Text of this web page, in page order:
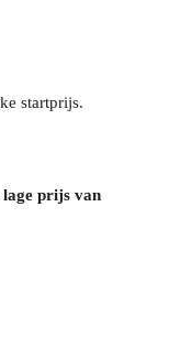
startprijs.
lage prijs van